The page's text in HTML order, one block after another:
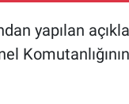
yapılan